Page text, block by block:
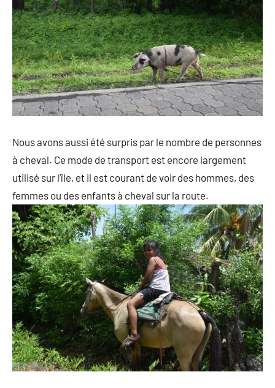
Nous avons aussi été surpris par le nombre de personnes
à cheval. Ce mode de transport est encore largement
utilisé sur l’île, et il est courant de voir des hommes, des
femmes ou des enfants à cheval sur la route.